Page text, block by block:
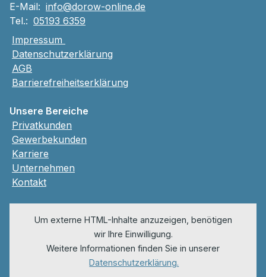
E-Mail: info@dorow-online.de
Tel.: 05193 6359
Impressum
Datenschutzerklärung
AGB
Barrierefreiheitserklärung
Unsere Bereiche
Privatkunden
Gewerbekunden
Karriere
Unternehmen
Kontakt
Um externe HTML-Inhalte anzuzeigen, benötigen
wir Ihre Einwilligung.
Weitere Informationen finden Sie in unserer
Datenschutzerklärung.